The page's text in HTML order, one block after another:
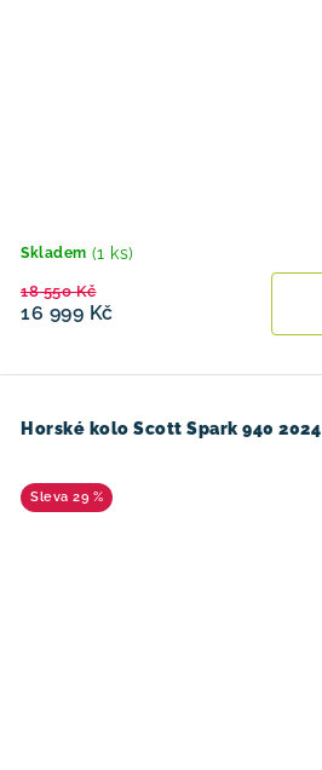
Skladem (1 ks)
16 999 Kč
18 550 Kč
Horské kolo Scott Spark 940 2024
29 %